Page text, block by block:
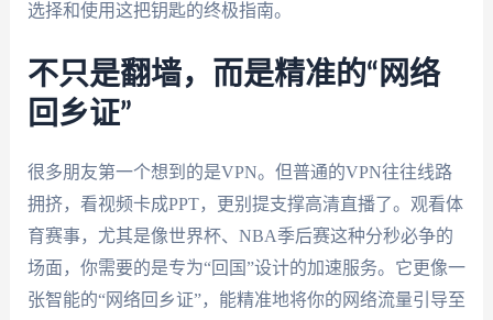
选择和使用这把钥匙的终极指南。
不只是翻墙，而是精准的“网络
回乡证”
很多朋友第一个想到的是VPN。但普通的VPN往往线路
拥挤，看视频卡成PPT，更别提支撑高清直播了。观看体
育赛事，尤其是像世界杯、NBA季后赛这种分秒必争的
场面，你需要的是专为“回国”设计的加速服务。它更像一
张智能的“网络回乡证”，能精准地将你的网络流量引导至